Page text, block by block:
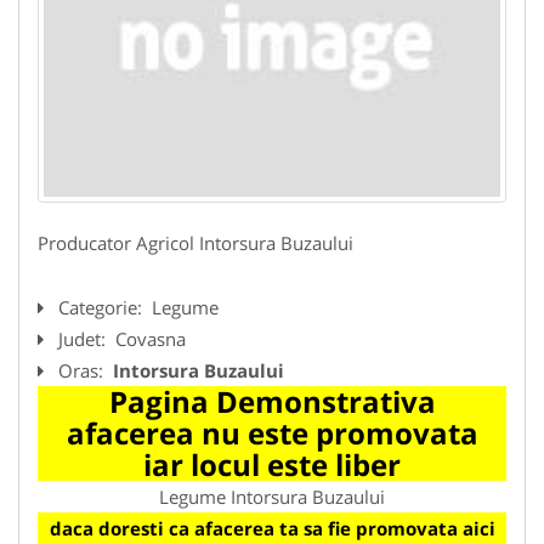
Producator Agricol Intorsura Buzaului
Categorie: Legume
Judet: Covasna
Oras: Intorsura Buzaului
Pagina Demonstrativa
afacerea nu este promovata
iar locul este liber
Legume Intorsura Buzaului
daca doresti ca afacerea ta sa fie promovata aici